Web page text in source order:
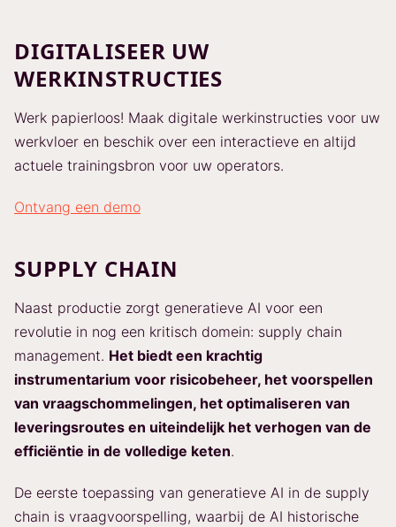
DIGITALISEER UW
WERKINSTRUCTIES
Werk papierloos! Maak digitale werkinstructies voor uw
werkvloer en beschik over een interactieve en altijd
actuele trainingsbron voor uw operators.
Ontvang een demo
SUPPLY CHAIN
Naast productie zorgt generatieve AI voor een
revolutie in nog een kritisch domein: supply chain
management. Het biedt een krachtig
instrumentarium voor risicobeheer, het voorspellen
van vraagschommelingen, het optimaliseren van
leveringsroutes en uiteindelijk het verhogen van de
efficiëntie in de volledige keten.
De eerste toepassing van generatieve AI in de supply
chain is vraagvoorspelling, waarbij de AI historische